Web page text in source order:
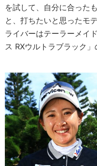
を試して、自分に合った
と、打ちたいと思ったモ
ライバーはテーラーメイ
ス RXウルトラブラック」